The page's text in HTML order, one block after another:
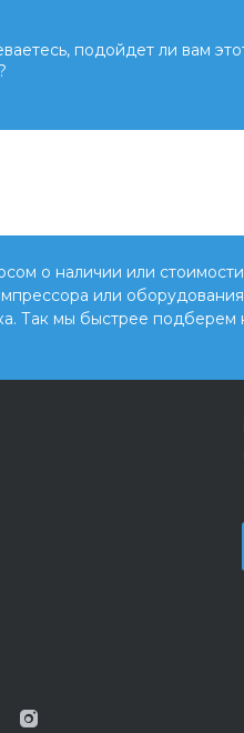
подойдет ли вам
о наличии или стоимости
или
Так мы быстрее подберем